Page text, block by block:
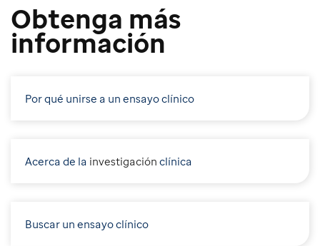
Obtenga más
información
Por qué unirse a un ensayo clínico
Acerca de la investigación clínica
Buscar un ensayo clínico